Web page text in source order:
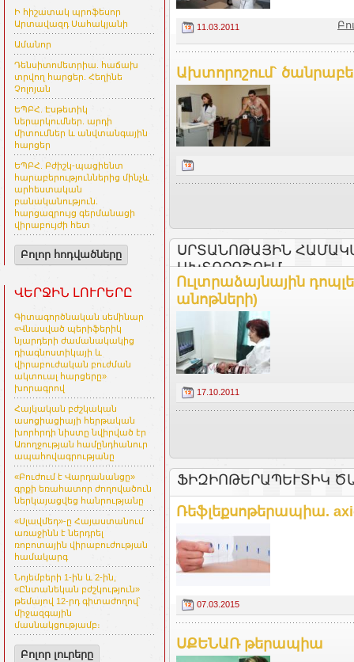
Ի հիշատակ պրոֆեսոր
Արտավազդ Սահակյանի
Ամանոր
Դենսիտոմետրիա. հաճախ
տրվող հարցեր. Հեղինե
Չոլոյան
ԵՊԲՀ. Էսթետիկ
ներարկումներ. արդի
միտումներ և անվտանգային
հարցեր
ԵՊԲՀ. Բժիշկ-պացիենտ
հարաբերություններից մինչև
արհեստական
բանականություն.
հարցազրույց գերմանացի
վիրաբույժի հետ
Բոլոր հոդվածները
ՎԵՐՋԻՆ ԼՈՒՐԵՐԸ
Գիտագործնական սեմինար
«Վնասված պերիֆերիկ
նյարդերի ժամանակակից
դիագնոստիկայի և
վիրաբուժական բուժման
ակտուալ հարցերը»
խորագրով
Հայկական բժշկական
ասոցիացիայի հերթական
խորհրդի նիստը նվիրված էր
Առողջության համընդհանուր
ապահովագրությանը
«Բուժում է Վարդանանցը»
գրքի եռահատոր ժողովածուն
ներկայացվեց հանրությանը
«Սլավմեդ»-ը Հայաստանում
առաջինն է ներդրել
ռոբոտային վիրաբուժության
համակարգ
Նոյեմբերի 1-ին և 2-ին,
«Ընտանեկան բժշկություն»
թեմայով 12-րդ գիտաժողով՝
միջազգային
մասնակցությամբ։
Բոլոր լուրերը
11.03.2011
Ախտորոշում`
ՍՐՏԱՆՈԹԱՅԻՆ
ԱԽՏՈՐՈՇՈՒՄ
Ուլտրաձայնային
անոթների)
17.10.2011
ՖԻԶԻՈԹԵՐԱՊԵՒՏԻԿ
Ռեֆլեքսոթերապիա.
07.03.2015
ՍՔԵՆԱՌ թերապիա